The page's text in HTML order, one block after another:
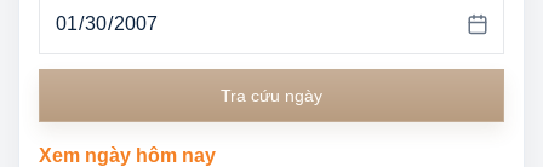
Tra cứu ngày
Xem ngày hôm nay